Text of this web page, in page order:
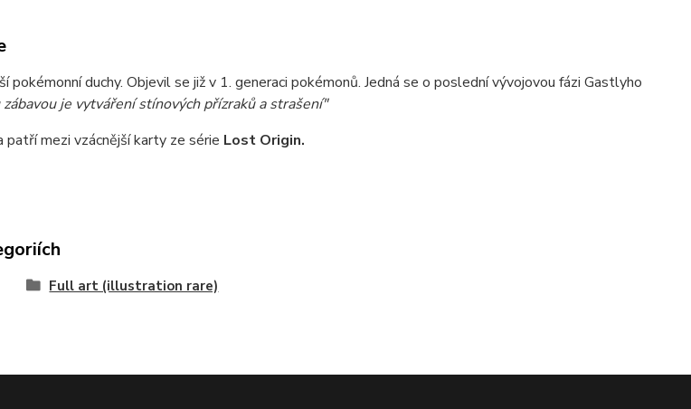
pokémonní duchy. Objevil se již v 1. generaci pokémonů. Jedná se o poslední vývojovou fázi Gastlyho
je vytváření stínových přízraků a strašení"
patří mezi vzácnější karty ze série Lost Origin.
Full art (illustration rare)